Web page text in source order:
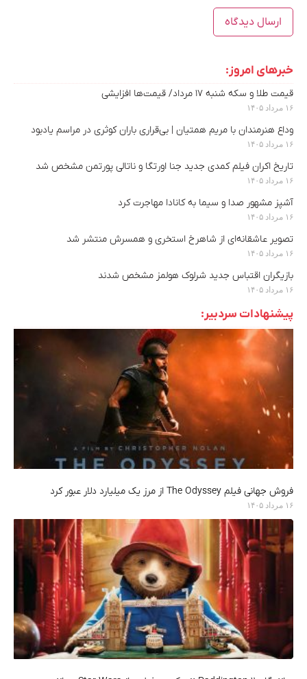
خبرهای امروز:
قیمت طلا و سکه شنبه ۱۷ مرداد/ قیمت‌ها افزایشی
۱۶ مرداد ۱۴۰۵
وداع هنرمندان با مریم همتیان | بی‌قراری باران کوثری در مراسم یادبود
۱۶ مرداد ۱۴۰۵
تاریخ اکران فیلم کمدی جدید جنا اورتگا و ناتالی پورتمن مشخص شد
۱۶ مرداد ۱۴۰۵
آشپز مشهور صدا و سیما به کانادا مهاجرت کرد
۱۶ مرداد ۱۴۰۵
تصویر عاشقانه‌ای از شاهرخ استخری و همسرش منتشر شد
۱۶ مرداد ۱۴۰۵
بازیگران اقتباس جدید شرلوک هولمز مشخص شدند
۱۶ مرداد ۱۴۰۵
پیشنهادات سردبیر:
فروش جهانی فیلم The Odyssey از مرز یک میلیارد دلار عبور کرد
۱۶ مرداد ۱۴۰۵